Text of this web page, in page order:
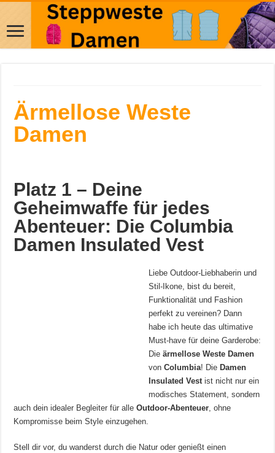
Ärmellose Weste
Damen
Platz 1 – Deine
Geheimwaffe für jedes
Abenteuer: Die Columbia
Damen Insulated Vest
Liebe Outdoor-Liebhaberin und
Stil-Ikone, bist du bereit,
Funktionalität und Fashion
perfekt zu vereinen? Dann
habe ich heute das ultimative
Must-have für deine Garderobe:
Dieärmellose Weste Damen
vonColumbia! Die Damen
Insulated Vest ist nicht nur ein
modisches Statement, sondern
auch dein idealer Begleiter für alleOutdoor-Abenteuer , ohne
Kompromisse beim Style einzugehen.
Stell dir vor, du wanderst durch die Natur oder genießt einen